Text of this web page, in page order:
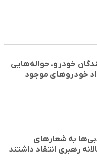
خودرو، حواله‌هایی
خودروهای موجود
به شعارهای
رهبری انتقاد داشتند